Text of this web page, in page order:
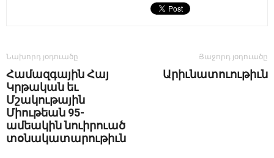
Նախորդ յօդուածը
Համազգային Հայ
Կրթական եւ
Մշակութային
Միութեան 95-
ամեակին նուիրուած
տօնակատարութիւն
Յաջորդ յօդուածը
Արիւնատուութիւն